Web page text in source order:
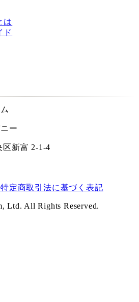
は
ド
ー
区新富 2-1-4
特定商取引法に基づく表記
Ltd. All Rights Reserved.